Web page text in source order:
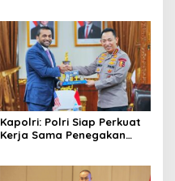
Kapolri: Polri Siap Perkuat
Kerja Sama Penegakan
Kejahatan Modern